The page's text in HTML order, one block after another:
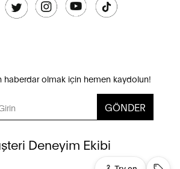
haberdar olmak için hemen kaydolun!
GÖNDER
Deneyim Ekibi